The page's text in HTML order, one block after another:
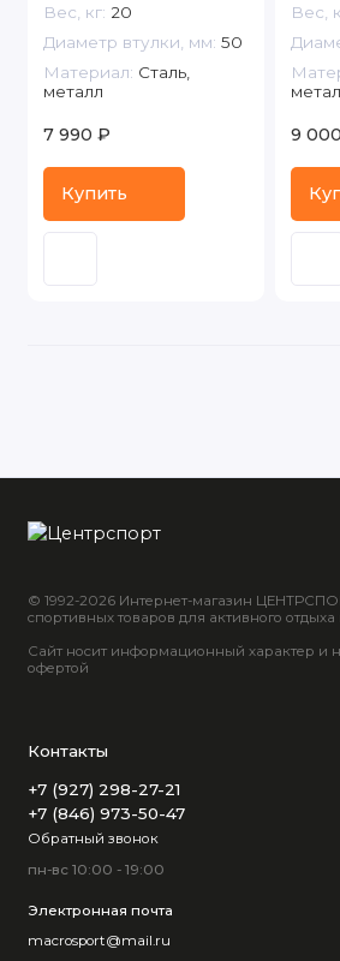
Вес, кг: 20
Диаметр втулки, мм: 50
Материал: Сталь,
металл
7 990 ₽
Купить
Вес,
9
© 1992-2026 Интернет-магазин
спортивных товаров для активного
Сайт носит информационный характер и
офертой
Контакты
+7 (927) 298-27-21
+7 (846) 973-50-47
Обратный звонок
пн-вс 10:00 - 19:00
Электронная почта
macrosport@mail.ru